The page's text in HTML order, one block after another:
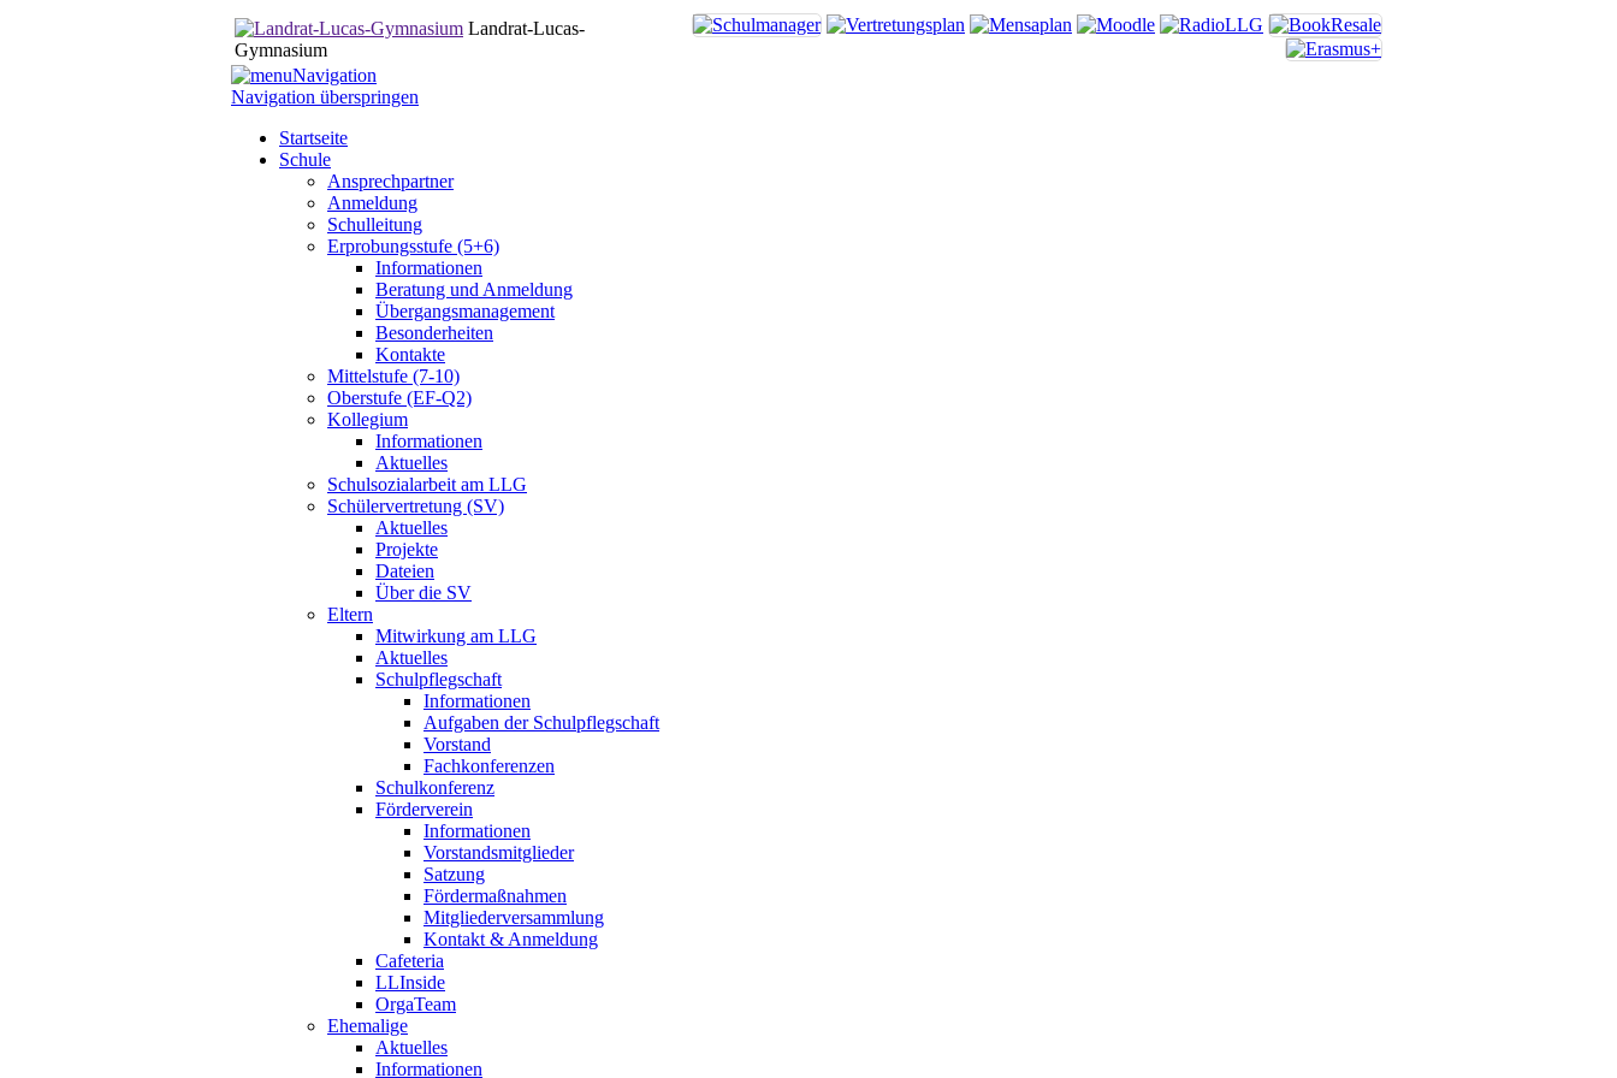
Landrat-Lucas-
Gymnasium
Navigation
Navigation überspringen
Startseite
Schule
Ansprechpartner
Anmeldung
Schulleitung
Erprobungsstufe (5+6)
Informationen
Beratung und Anmeldung
Übergangsmanagement
Besonderheiten
Kontakte
Mittelstufe (7-10)
Oberstufe (EF-Q2)
Kollegium
Informationen
Aktuelles
Schulsozialarbeit am LLG
Schülervertretung (SV)
Aktuelles
Projekte
Dateien
Über die SV
Eltern
Mitwirkung am LLG
Aktuelles
Schulpflegschaft
Informationen
Aufgaben der Schulpflegschaft
Vorstand
Fachkonferenzen
Schulkonferenz
Förderverein
Informationen
Vorstandsmitglieder
Satzung
Fördermaßnahmen
Mitgliederversammlung
Kontakt & Anmeldung
Cafeteria
LLInside
OrgaTeam
Ehemalige
Aktuelles
Informationen